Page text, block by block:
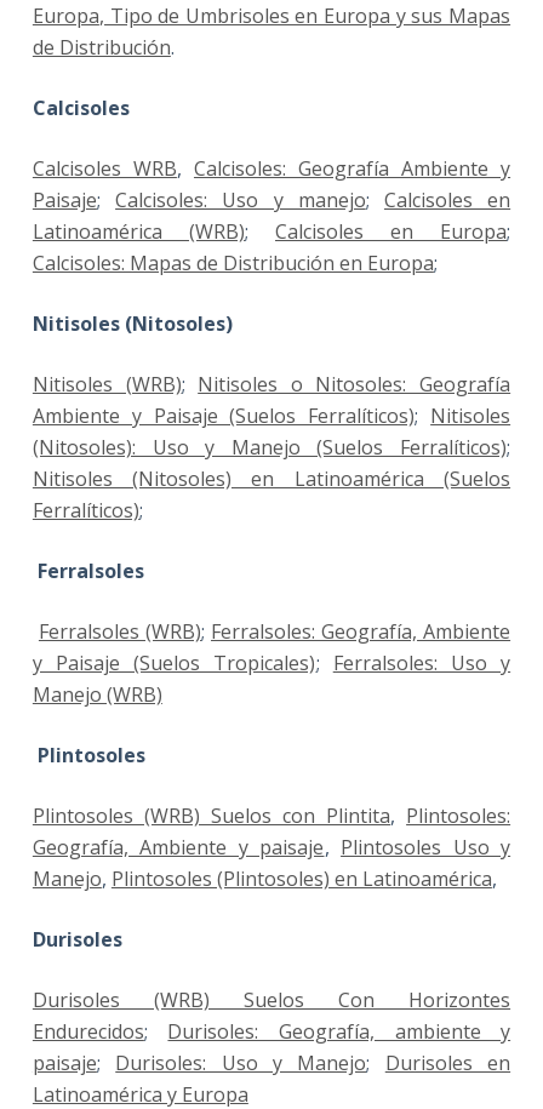
Europa, Tipo de Umbrisoles en Europa y sus Mapas
de Distribución.
Calcisoles
Calcisoles WRB, Calcisoles: Geografía Ambiente y
Paisaje;Calcisoles: Uso y manejo; Calcisoles en
Latinoamérica (WRB); Calcisoles en Europa;
Calcisoles: Mapas de Distribución en Europa;
Nitisoles (Nitosoles)
Nitisoles (WRB); Nitisoles o Nitosoles: Geografía
Ambiente y Paisaje (Suelos Ferralíticos); Nitisoles
(Nitosoles): Uso y Manejo (Suelos Ferralíticos);
Nitisoles (Nitosoles) en Latinoamérica (Suelos
Ferralíticos);
Ferralsoles
Ferralsoles (WRB); Ferralsoles: Geografía, Ambiente
y Paisaje (Suelos Tropicales); Ferralsoles: Uso y
Manejo (WRB)
Plintosoles
Plintosoles (WRB) Suelos con Plintita, Plintosoles:
Geografía, Ambiente y paisaje, Plintosoles Uso y
Manejo, Plintosoles (Plintosoles) en Latinoamérica,
Durisoles
Durisoles (WRB) Suelos Con Horizontes
Endurecidos; Durisoles: Geografía, ambiente y
paisaje; Durisoles: Uso y Manejo; Durisoles en
Latinoamérica y Europa